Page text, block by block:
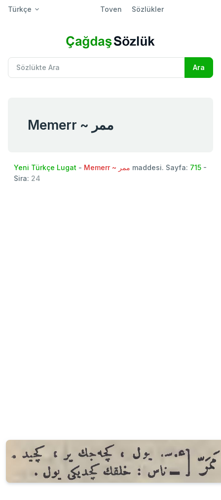
Türkçe Toven Sözlükler
Memerr ~ ممر
Yeni Türkçe Lugat - Memerr ~ ممر maddesi. Sayfa: 715 -
Sira: 24